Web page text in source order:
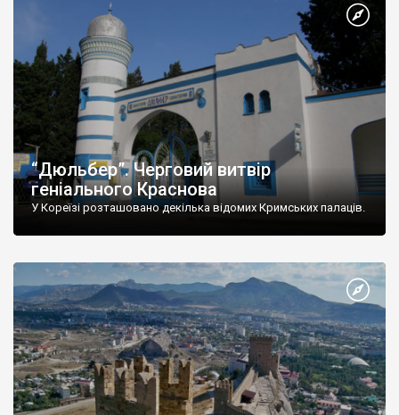
“Дюльбер”. Черговий витвір
геніального Краснова
У Кореїзі розташовано декілька відомих Кримських палаців.